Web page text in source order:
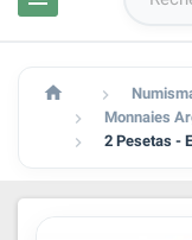
 
 Monnaies
 2 Pesetas -